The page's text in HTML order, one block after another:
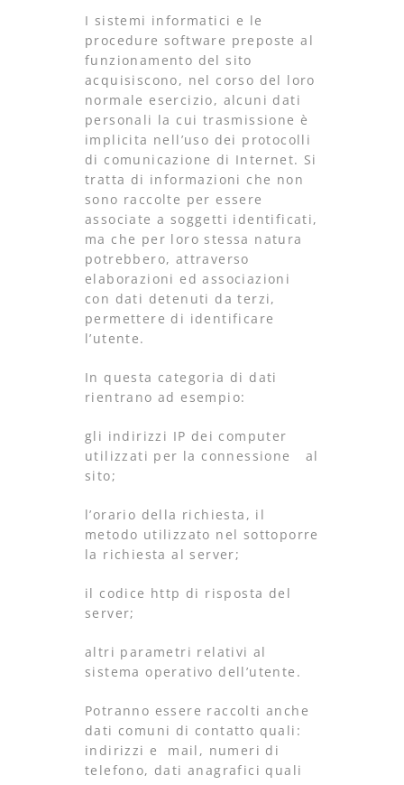
I sistemi informatici e le
procedure software preposte al
funzionamento del sito
acquisiscono, nel corso del loro
normale esercizio, alcuni dati
personali la cui trasmissione è
implicita nell’uso dei protocolli
di comunicazione di Internet. Si
tratta di informazioni che non
sono raccolte per essere
associate a soggetti identificati,
ma che per loro stessa natura
potrebbero, attraverso
elaborazioni ed associazioni
con dati detenuti da terzi,
permettere di identificare
l’utente.
In questa categoria di dati
rientrano ad esempio:
gli indirizzi IP dei computer
utilizzati per la connessione al
sito;
l’orario della richiesta, il
metodo utilizzato nel sottoporre
la richiesta al server;
il codice http di risposta del
server;
altri parametri relativi al
sistema operativo dell’utente.
Potranno essere raccolti anche
dati comuni di contatto quali:
indirizzi e mail, numeri di
telefono, dati anagrafici quali